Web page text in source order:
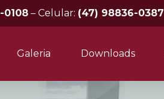
0108 – Celular: (47) 98836-0387
Galeria Downloads